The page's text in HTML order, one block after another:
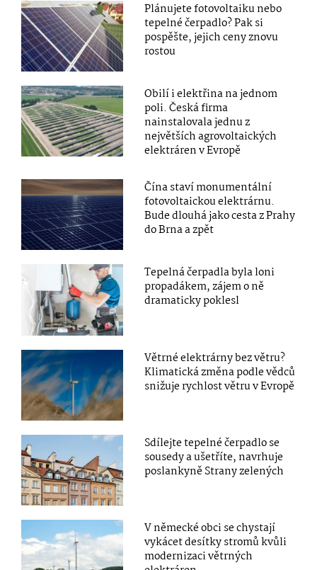
Plánujete fotovoltaiku nebo
tepelné čerpadlo? Pak si
pospěšte, jejich ceny znovu
rostou
Obilí i elektřina na jednom
poli. Česká firma
nainstalovala jednu z
největších agrovoltaických
elektráren v Evropě
Čína staví monumentální
fotovoltaickou elektrárnu.
Bude dlouhá jako cesta z Prahy
do Brna a zpět
Tepelná čerpadla byla loni
propadákem, zájem o ně
dramaticky poklesl
Větrné elektrárny bez větru?
Klimatická změna podle vědců
snižuje rychlost větru v Evropě
Sdílejte tepelné čerpadlo se
sousedy a ušetříte, navrhuje
poslankyně Strany zelených
V německé obci se chystají
vykácet desítky stromů kvůli
modernizaci větrných